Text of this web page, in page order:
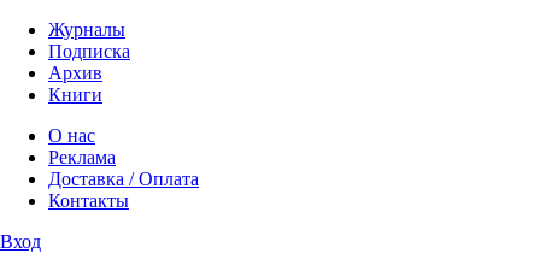
Журналы
Подписка
Архив
Книги
О нас
Реклама
Доставка / Оплата
Контакты
Вход